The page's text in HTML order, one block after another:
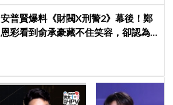
安普賢爆料《財閥X刑警2》幕後！鄭
恩彩看到俞承豪藏不住笑容，卻認為